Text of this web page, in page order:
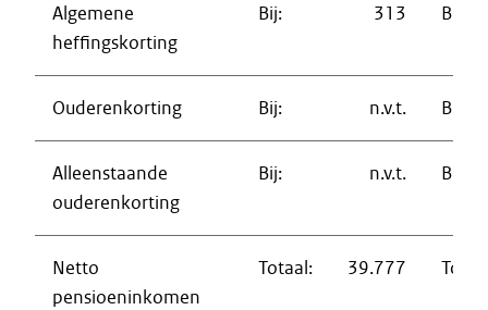
Algemene
heffingskorting
Bij: 313 Bij:
Ouderenkorting Bij: n.v.t. Bij:
Alleenstaande
ouderenkorting
Bij: n.v.t. Bij:
Netto
pensioeninkomen
Totaal: 39.777